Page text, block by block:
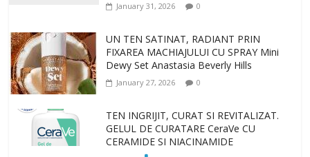
January 31, 2026 0
UN TEN SATINAT, RADIANT PRIN
FIXAREA MACHIAJULUI CU SPRAY Mini
Dewy Set Anastasia Beverly Hills
January 27, 2026 0
TEN INGRIJIT, CURAT SI REVITALIZAT.
GELUL DE CURATARE CeraVe CU
CERAMIDE SI NIACINAMIDE